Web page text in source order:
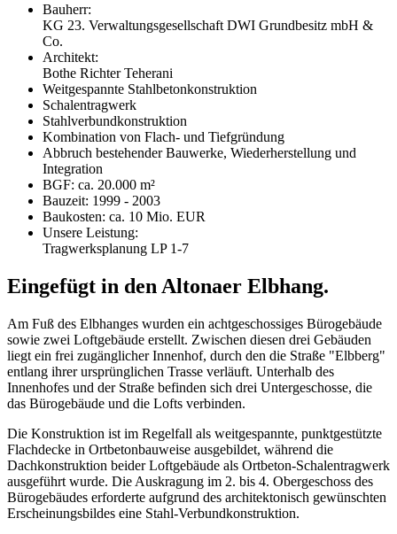
Bauherr:
KG 23. Verwaltungsgesellschaft DWI Grundbesitz mbH &
Co.
Architekt:
Bothe Richter Teherani
Weitgespannte Stahlbetonkonstruktion
Schalentragwerk
Stahlverbundkonstruktion
Kombination von Flach- und Tiefgründung
Abbruch bestehender Bauwerke, Wiederherstellung und
Integration
BGF: ca. 20.000 m²
Bauzeit: 1999 - 2003
Baukosten: ca. 10 Mio. EUR
Unsere Leistung:
Tragwerksplanung LP 1-7
Eingefügt in den Altonaer Elbhang.
Am Fuß des Elbhanges wurden ein achtgeschossiges Bürogebäude
sowie zwei Loftgebäude erstellt. Zwischen diesen drei Gebäuden
liegt ein frei zugänglicher Innenhof, durch den die Straße "Elbberg"
entlang ihrer ursprünglichen Trasse verläuft. Unterhalb des
Innenhofes und der Straße befinden sich drei Untergeschosse, die
das Bürogebäude und die Lofts verbinden.
Die Konstruktion ist im Regelfall als weitgespannte, punktgestützte
Flachdecke in Ortbetonbauweise ausgebildet, während die
Dachkonstruktion beider Loftgebäude als Ortbeton-Schalentragwerk
ausgeführt wurde. Die Auskragung im 2. bis 4. Obergeschoss des
Bürogebäudes erforderte aufgrund des architektonisch gewünschten
Erscheinungsbildes eine Stahl-Verbundkonstruktion.